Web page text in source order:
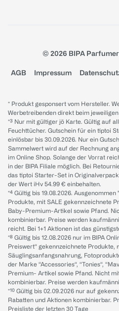
© 2026 BIPA
AGB Impressum
* Produkt gesponsert vom Hersteller.
Werbetreibenden direkt beim
*³ Nur mit gültiger jö Karte. Gültig auf
Feuchttücher. Gutschein für ein tiptoi
einlösbar bis 30.09.2026. Nur ein
Sammelwert wird auf der Rechnung
im Online Shop. Solange der Vorrat
in der BIPA Filiale möglich. Bei
das tiptoi Starter-Set in
der Wert iHv 54.99 € einbehalten.
*⁴ Gültig bis 19.08.2026.
Produkte, mit SALE gekennzeichnete
Baby-Premium-Artikel sowie Pfand.
kombinierbar. Preise werden
reicht. Bei 1+1 Aktionen ist das
*⁸ Gültig bis 12.08.2026 nur im BIPA
Preiswert“ gekennzeichnete Produkte,
Säuglingsanfangsnahrung,
der Marke “Accessories“, “Tonies“,
Premium- Artikel sowie Pfand. Nicht
kombinierbar. Preise werden
*¹⁰ Gültig bis 02.09.2026 nur auf
Rabatten und Aktionen kombinierbar.
Preisliste der letzten 30 Tage